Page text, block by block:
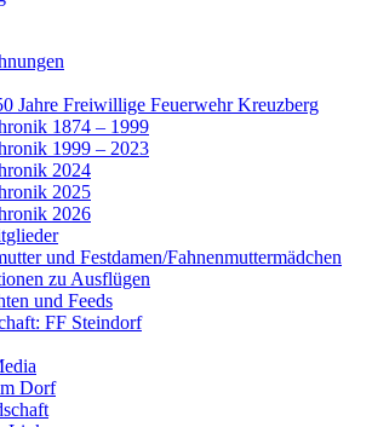
Jahre Freiwillige Feuerwehr Kreuzberg
1874 – 1999
1999 – 2023
2024
2025
2026
und Festdamen/Fahnenmuttermädchen
zu Ausflügen
und Feeds
FF Steindorf
Dorf